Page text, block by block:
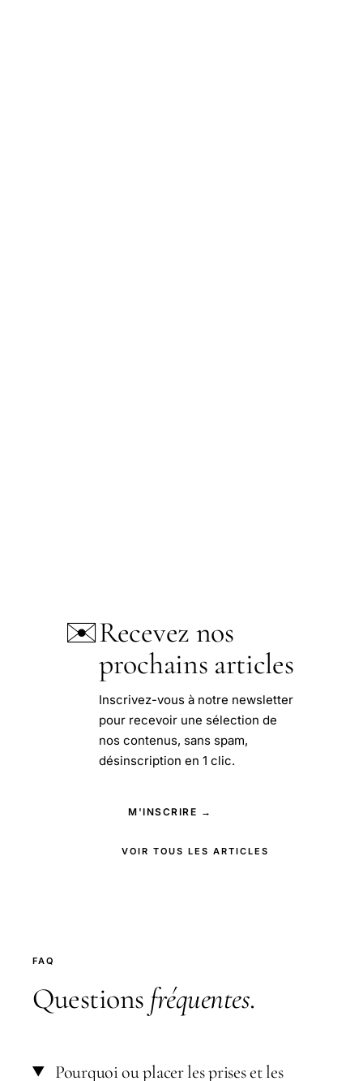
✉️Recevez nos
prochains articles
Inscrivez-vous à notre newsletter
pour recevoir une sélection de
nos contenus, sans spam,
désinscription en 1 clic.
M'INSCRIRE →
VOIR TOUS LES ARTICLES
FAQ
Questions fréquentes.
Pourquoi ou placer les prises et les